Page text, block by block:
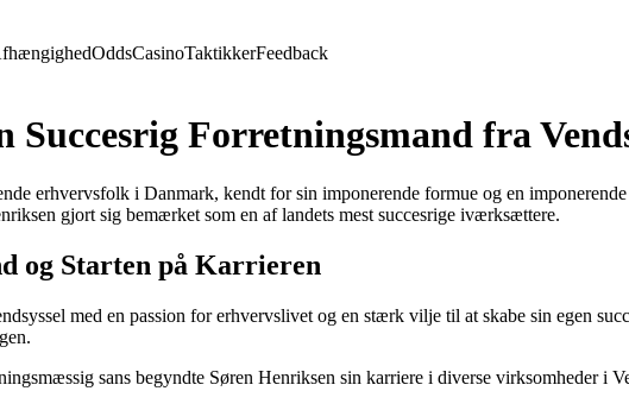
OddsCasinoTaktikkerFeedback
Succesrig Forretningsmand fra
erhvervsfolk i Danmark, kendt for sin imponerende formue og en
gjort sig bemærket som en af landets mest succesrige iværksættere.
og Starten på Karrieren
med en passion for erhvervslivet og en stærk vilje til at skabe sin egen
sans begyndte Søren Henriksen sin karriere i diverse virksomheder i